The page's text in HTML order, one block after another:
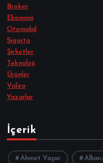
Broker
Ekonomi
Otomobil
Sigorta
Şirketler
Teknoloji
Ürünler
Video
Yazarlar
İçerik
Ahmet Yaşar